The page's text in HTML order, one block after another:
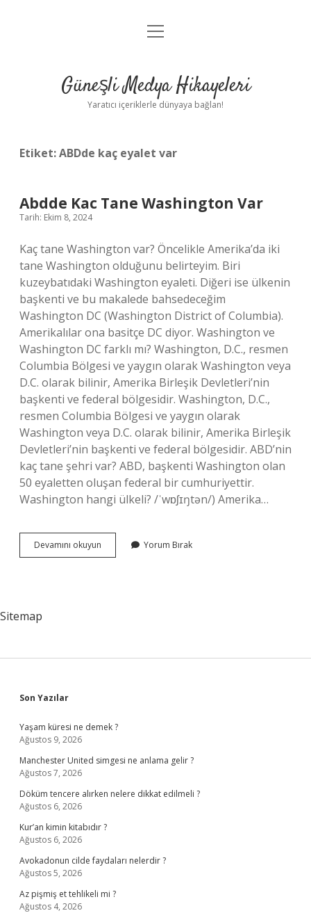
Anasayfa
Yasal Uyarı
menüyü
Güneşli Medya Hikayeleri
Yaratıcı içeriklerle dünyaya bağlan!
Etiket:ABDde kaç eyalet var
Abdde Kac Tane Washington Var
Tarih: Ekim 8, 2024
Kaç tane Washington var? Öncelikle Amerika’da iki
tane Washington olduğunu belirteyim. Biri
kuzeybatıdaki Washington eyaleti. Diğeri ise ülkenin
başkenti ve bu makalede bahsedeceğim
Washington DC (Washington District of Columbia).
Amerikalılar ona basitçe DC diyor. Washington ve
Washington DC farklı mı? Washington, D.C., resmen
Columbia Bölgesi ve yaygın olarak Washington veya
D.C. olarak bilinir, Amerika Birleşik Devletleri’nin
başkenti ve federal bölgesidir. Washington, D.C.,
resmen Columbia Bölgesi ve yaygın olarak
Washington veya D.C. olarak bilinir, Amerika Birleşik
Devletleri’nin başkenti ve federal bölgesidir. ABD’nin
kaç tane şehri var? ABD, başkenti Washington olan
50 eyaletten oluşan federal bir cumhuriyettir.
Washington hangi ülkeli? /ˈwɒʃɪŋtən/) Amerika…
Devamını okuyun
Kac
Yorum Bırak
Sitemap
Sidebar
Son Yazılar
Yaşam küresi ne demek ?
Ağustos 9, 2026
Manchester United simgesi ne anlama gelir ?
Ağustos 7, 2026
Döküm tencere alırken nelere dikkat edilmeli ?
Ağustos 6, 2026
Kur’an kimin kitabıdır ?
Ağustos 6, 2026
Avokadonun cilde faydaları nelerdir ?
Ağustos 5, 2026
Az pişmiş et tehlikeli mi ?
Ağustos 4, 2026